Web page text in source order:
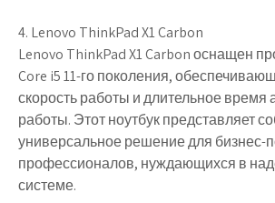
4. Lenovo ThinkPad X1 Carbon
Lenovo ThinkPad X1 Carbon оснащен
Core i5 11-го поколения,
скорость работы и длительное время
работы. Этот ноутбук представляет
универсальное решение для бизнес-
профессионалов, нуждающихся в
системе.